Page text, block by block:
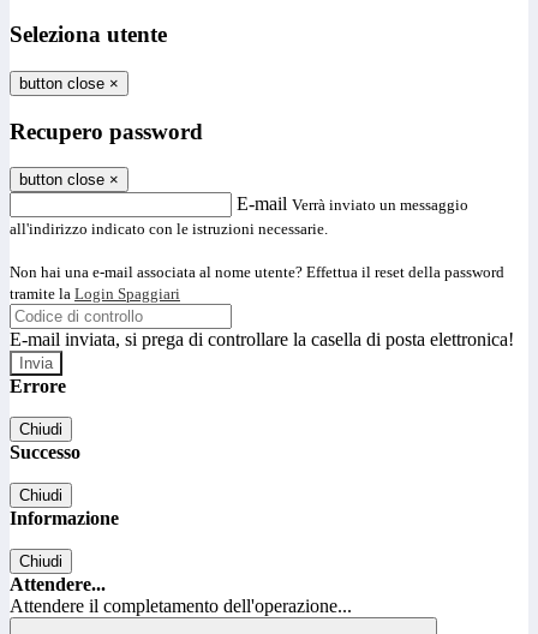
Seleziona utente
button close ×
Recupero password
button close ×
E-mail Verrà inviato un messaggio
all'indirizzo indicato con le istruzioni necessarie.
Non hai una e-mail associata al nome utente? Effettua il reset della password
tramite la Login Spaggiari
E-mail inviata, si prega di controllare la casella di posta elettronica!
Errore
Chiudi
Successo
Chiudi
Informazione
Chiudi
Attendere...
Attendere il completamento dell'operazione...